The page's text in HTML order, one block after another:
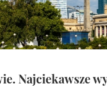
Najciekawsze